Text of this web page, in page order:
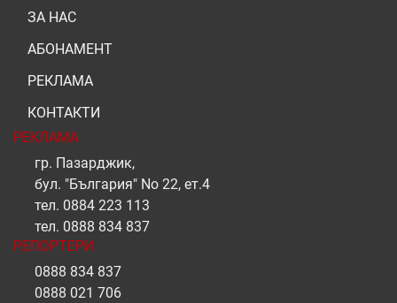
ЗА НАС
АБОНАМЕНТ
РЕКЛАМА
КОНТАКТИ
РЕКЛАМА
гр. Пазарджик,
бул. "България" No 22, ет.4
тел. 0884 223 113
тел. 0888 834 837
РЕПОРТЕРИ
0888 834 837
0888 021 706